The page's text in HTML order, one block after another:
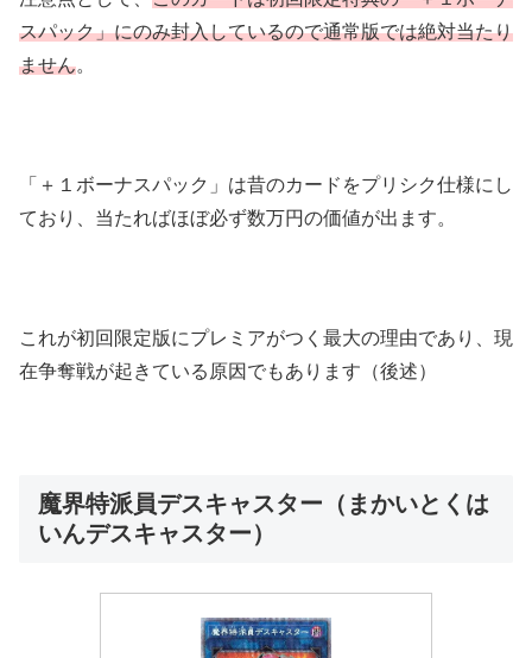
スパック」にのみ封入しているので通常版では絶対当たり
ません。
「＋１ボーナスパック」は昔のカードをプリシク仕様にし
ており、当たればほぼ必ず数万円の価値が出ます。
これが初回限定版にプレミアがつく最大の理由であり、現
在争奪戦が起きている原因でもあります（後述）
魔界特派員デスキャスター（まかいとくは
いんデスキャスター）